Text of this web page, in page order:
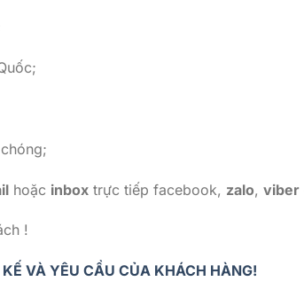
hoặc inbox trực tiếp facebook, zalo, viber
!
VÀ YÊU CẦU CỦA KHÁCH HÀNG!